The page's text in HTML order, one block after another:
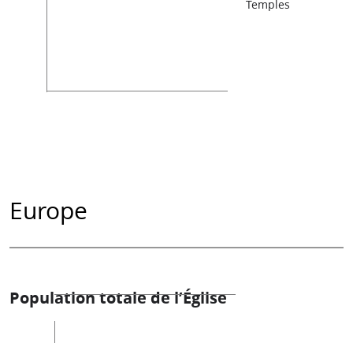
Temples
Europe
Population totale de l’Église